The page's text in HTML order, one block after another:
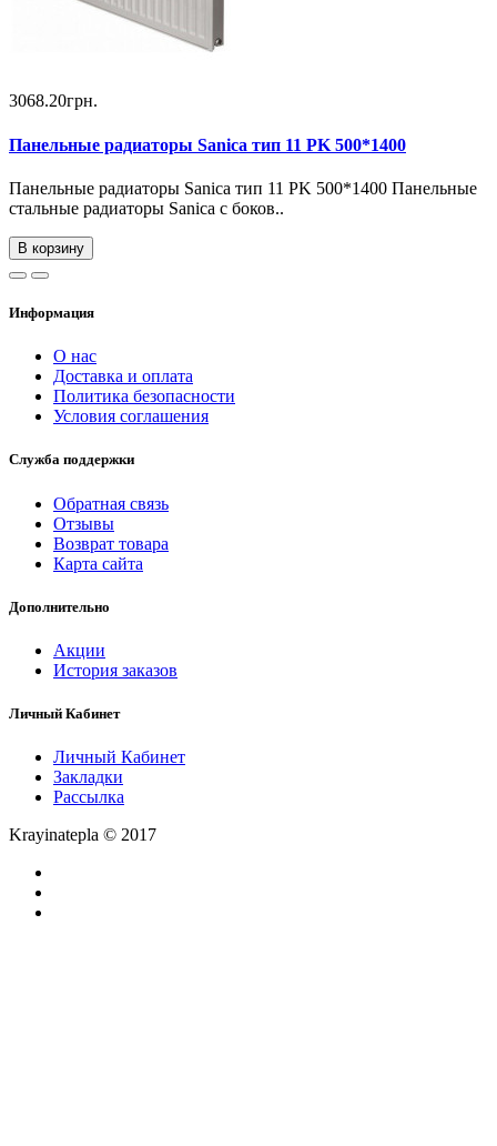
3068.20грн.
Панельные радиаторы Sanica тип 11 PK 500*1400
Панельные радиаторы Sanica тип 11 PK 500*1400 Панельные
стальные радиаторы Sanica с боков..
В корзину
Информация
О нас
Доставка и оплата
Политика безопасности
Условия соглашения
Служба поддержки
Обратная связь
Отзывы
Возврат товара
Карта сайта
Дополнительно
Акции
История заказов
Личный Кабинет
Личный Кабинет
Закладки
Рассылка
Krayinatepla © 2017